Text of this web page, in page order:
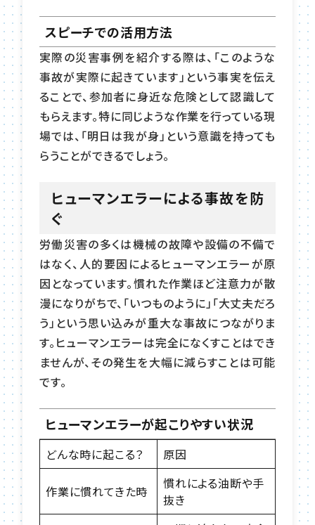
スピーチでの活用方法
実際の災害事例を紹介する際は、「このような
事故が実際に起きています」という事実を伝え
ることで、参加者に身近な危険として認識して
もらえます。特に同じような作業を行っている現
場では、「明日は我が身」という意識を持っても
らうことができるでしょう。
ヒューマンエラーによる事故を防
ぐ
労働災害の多くは機械の故障や設備の不備で
はなく、人的要因によるヒューマンエラーが原
因となっています。慣れた作業ほど注意力が散
漫になりがちで、「いつものように」「大丈夫だろ
う」という思い込みが重大な事故につながりま
す。ヒューマンエラーは完全になくすことはでき
ませんが、その発生を大幅に減らすことは可能
です。
ヒューマンエラーが起こりやすい状況
どんな時に起こる？ 原因
作業に慣れてきた時
慣れによる油断や手
抜き